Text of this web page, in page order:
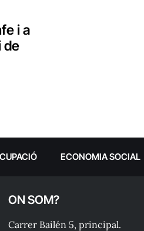
i a
de
ECONOMIA SOCIAL
ON SOM?
Carrer Bailén 5, principal.